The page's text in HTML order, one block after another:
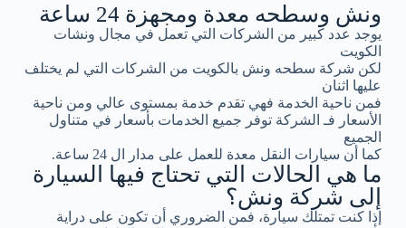
ونش وسطحه معدة ومجهزة 24 ساعة
يوجد عدد كبير من الشركات التي تعمل في مجال ونشات
الكويت
لكن شركة سطحه ونش بالكويت من الشركات التي لم يختلف
عليها اثنان
فمن ناحية الخدمة فهي تقدم خدمة بمستوى عالي ومن ناحية
الأسعار فـ الشركة توفر جميع الخدمات بأسعار في متناول
الجميع
كما أن سيارات النقل معدة للعمل على مدار ال 24 ساعة.
ما هي الحالات التي تحتاج فيها السيارة
إلى شركة ونش؟
إذا كنت تمتلك سيارة، فمن الضروري أن تكون على دراية